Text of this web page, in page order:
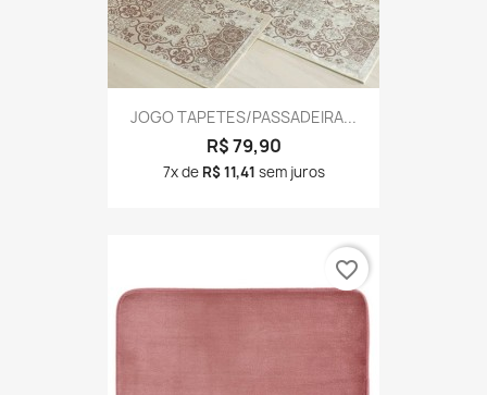
JOGO TAPETES/PASSADEIRA...
R$ 79,90
7x de R$ 11,41 sem juros
favorite_border